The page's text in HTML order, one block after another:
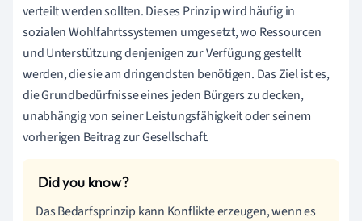
verteilt werden sollten. Dieses Prinzip wird häufig in
sozialen Wohlfahrtssystemen umgesetzt, wo Ressourcen
und Unterstützung denjenigen zur Verfügung gestellt
werden, die sie am dringendsten benötigen. Das Ziel ist es,
die Grundbedürfnisse eines jeden Bürgers zu decken,
unabhängig von seiner Leistungsfähigkeit oder seinem
vorherigen Beitrag zur Gesellschaft.
Das Bedarfsprinzip kann Konflikte erzeugen, wenn es